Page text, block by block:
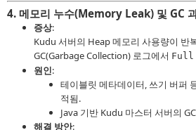
4. 메모리 누수(Memory Leak) 및 GC
증상:
Kudu 서버의 Heap 메모리 사용량이 반
GC(Garbage Collection) 로그에서 Full
원인:
테이블릿 메타데이터, 쓰기 버퍼
적됨.
Java 기반 Kudu 마스터 서버의
해결 방안: